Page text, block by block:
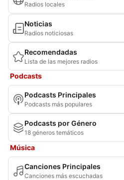
Radios locales
Noticias
Radios noticiosas
Recomendadas
Lista de las mejores radios
Podcasts
Podcasts Principales
Podcasts más populares
Podcasts por Género
18 géneros temáticos
Música
Canciones Principales
Canciones más escuchadas